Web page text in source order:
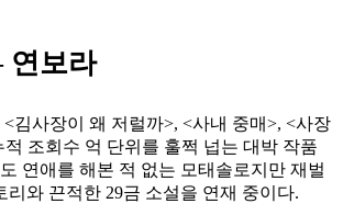
연보라
<김사장이 왜 저럴까>, <사내 중매>, <사장
조회수 억 단위를 훌쩍 넙는 대박 작품
연애를 해본 적 없는 모태솔로지만 재벌
리와 끈적한 29금 소설을 연재 중이다.